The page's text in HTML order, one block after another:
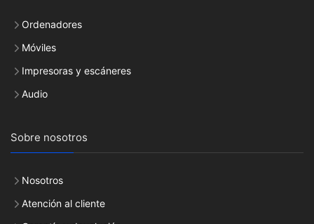
Ordenadores
Móviles
Impresoras y escáneres
Audio
Sobre nosotros
Nosotros
Atención al cliente